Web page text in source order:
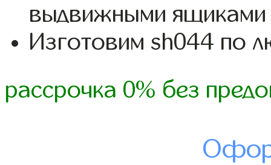
выдвижными ящиками
Изготовим sh044 по
рассрочка 0% без